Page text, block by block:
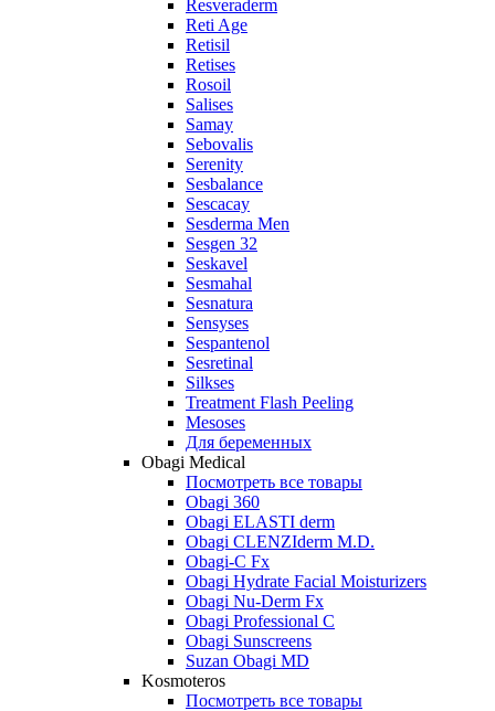
Resveraderm
Reti Age
Retisil
Retises
Rosoil
Salises
Samay
Sebovalis
Serenity
Sesbalance
Sescacay
Sesderma Men
Sesgen 32
Seskavel
Sesmahal
Sesnatura
Sensyses
Sespantenol
Sesretinal
Silkses
Treatment Flash Peeling
Mesoses
Для беременных
Obagi Medical
Посмотреть все товары
Obagi 360
Obagi ELASTI derm
Obagi CLENZIderm M.D.
Obagi-C Fx
Obagi Hydrate Facial Moisturizers
Obagi Nu-Derm Fx
Obagi Professional C
Obagi Sunscreens
Suzan Obagi MD
Kosmoteros
Посмотреть все товары